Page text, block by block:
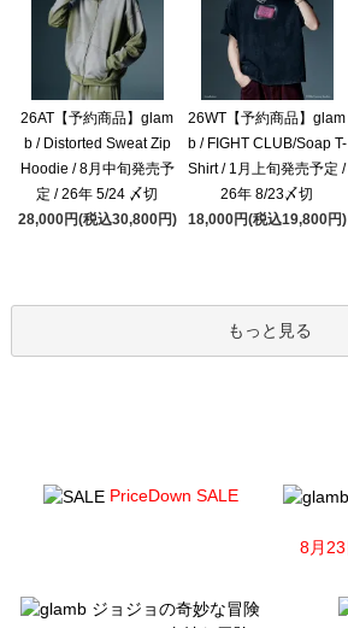
26AT【予約商品】glam
b / Distorted Sweat Zip
Hoodie / 8月中旬発売予
定 / 26年 5/24 〆切
28,000円(税込30,800円)
26WT【予約商品】glam
b / FIGHT CLUB/Soap T-
Shirt / 1月上旬発売予定 /
26年 8/23〆切
18,000円(税込19,800円)
もっと見る
PriceDown SALE
8月